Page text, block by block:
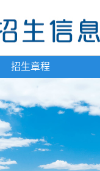
招生章程